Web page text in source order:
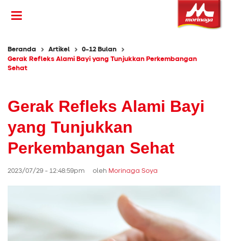
Beranda Artikel
0-12 Bulan
Gerak Refleks Alami Bayi yang Tunjukkan Perkembangan
Sehat
Gerak Refleks Alami Bayi
yang Tunjukkan
Perkembangan Sehat
2023/07/29 - 12:48:59pm oleh Morinaga Soya